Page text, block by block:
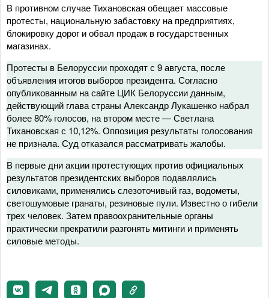
В противном случае Тихановская обещает массовые
протесты, национальную забастовку на предприятиях,
блокировку дорог и обвал продаж в государственных
магазинах.
Протесты в Белоруссии проходят с 9 августа, после
объявления итогов выборов президента. Согласно
опубликованным на сайте ЦИК Белоруссии данным,
действующий глава страны Александр Лукашенко набрал
более 80% голосов, на втором месте — Светлана
Тихановская с 10,12%. Оппозиция результаты голосования
не признала. Суд отказался рассматривать жалобы.
В первые дни акции протестующих против официальных
результатов президентских выборов подавлялись
силовиками, применялись слезоточивый газ, водометы,
светошумовые гранаты, резиновые пули. Известно о гибели
трех человек. Затем правоохранительные органы
практически прекратили разгонять митинги и применять
силовые методы.